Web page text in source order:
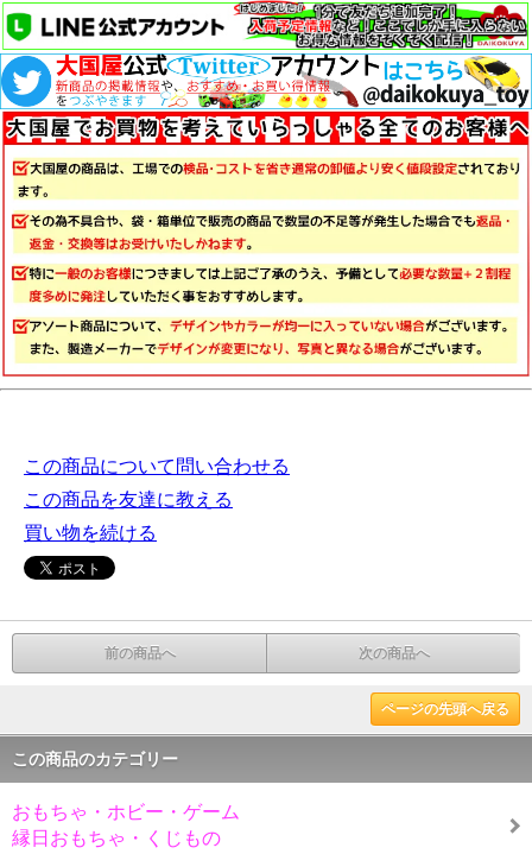
この商品について問い合わせる
この商品を友達に教える
買い物を続ける
前の商品へ 次の商品へ
ページの先頭へ戻る
この商品のカテゴリー
おもちゃ・ホビー・ゲーム
縁日おもちゃ・くじもの